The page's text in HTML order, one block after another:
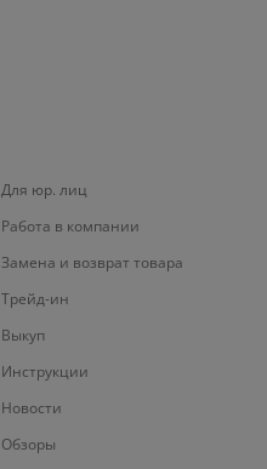
Для юр. лиц
Работа в компании
Замена и возврат товара
Трейд-ин
Выкуп
Инструкции
Новости
Обзоры